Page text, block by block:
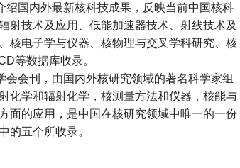
绍国内外最新核科技成果，反映当前中国核科
射技术及应用、低能加速器技术、射线技术及
核电子学与仪器、核物理与交叉学科研究、核
等数据库收录。
会会刊，由国内外核研究领域的著名科学家组
化学和辐射化学，核测量方法和仪器，核能与
面的应用，是中国在核研究领域中唯一的一份
的五个所收录。